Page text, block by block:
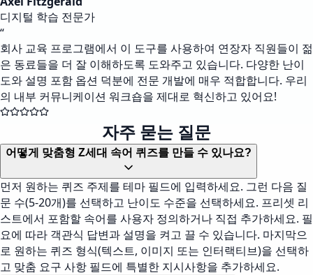
디지털 학습 전문가
“
회사 교육 프로그램에서 이 도구를 사용하여 연장자 직원들이 젊
은 동료들을 더 잘 이해하도록 도와주고 있습니다. 다양한 난이
도와 설명 포함 옵션 덕분에 전문 개발에 매우 적합합니다. 우리
의 내부 커뮤니케이션 워크숍을 제대로 혁신하고 있어요!
자주 묻는 질문
어떻게 맞춤형 Z세대 속어 퀴즈를 만들 수 있나요?
먼저 원하는 퀴즈 주제를 테마 필드에 입력하세요. 그런 다음 질
문 수(5-20개)를 선택하고 난이도 수준을 선택하세요. 프리셋 리
스트에서 포함할 속어를 사용자 정의하거나 직접 추가하세요. 필
요에 따라 객관식 답변과 설명을 켜고 끌 수 있습니다. 마지막으
로 원하는 퀴즈 형식(텍스트, 이미지 또는 인터랙티브)을 선택하
고 맞춤 요구 사항 필드에 특별한 지시사항을 추가하세요.